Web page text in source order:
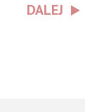
DALEJ